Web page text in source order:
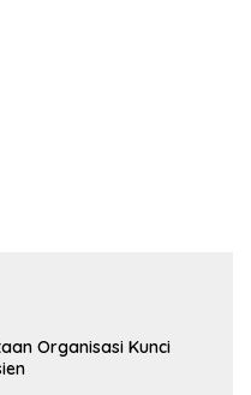
Organisasi Kunci